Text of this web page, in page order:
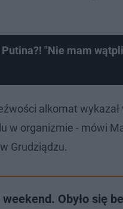
"Nie mam
alkomat wykazał
w organizmie - mówi
Grudziądzu.
Obyło się